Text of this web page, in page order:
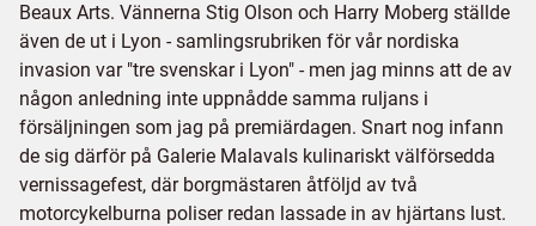
Beaux Arts. Vännerna Stig Olson och Harry Moberg ställde
även de ut i Lyon - samlingsrubriken för vår nordiska
invasion var "tre svenskar i Lyon" - men jag minns att de av
någon anledning inte uppnådde samma ruljans i
försäljningen som jag på premiärdagen. Snart nog infann
de sig därför på Galerie Malavals kulinariskt välförsedda
vernissagefest, där borgmästaren åtföljd av två
motorcykelburna poliser redan lassade in av hjärtans lust.